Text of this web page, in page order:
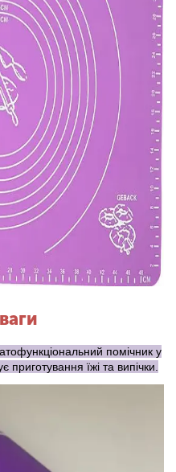
помічник у
їжі та випічки.